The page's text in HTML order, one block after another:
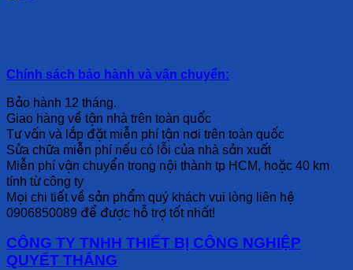
Chính sách bảo hành và vận chuyển:
Bảo hành 12 tháng.
Giao hàng về tận nhà trên toàn quốc
Tư vấn và lắp đặt miễn phí tận nơi trên toàn quốc
Sửa chữa miễn phí nếu có lỗi của nhà sản xuất
Miễn phí vận chuyển trong nội thành tp HCM, hoặc 40 km
tính từ công ty
Mọi chi tiết về sản phẩm quý khách vui lòng liên hệ
0906850089 để được hỗ trợ tốt nhất!
CÔNG TY TNHH THIẾT BỊ CÔNG NGHIỆP
QUYẾT THẮNG